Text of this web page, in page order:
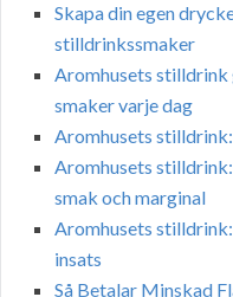
Skapa din egen
stilldrinkssmaker
Aromhusets
smaker varje dag
Aromhusets
Aromhusets
smak och marginal
Aromhusets
insats
Så Betalar Minskad